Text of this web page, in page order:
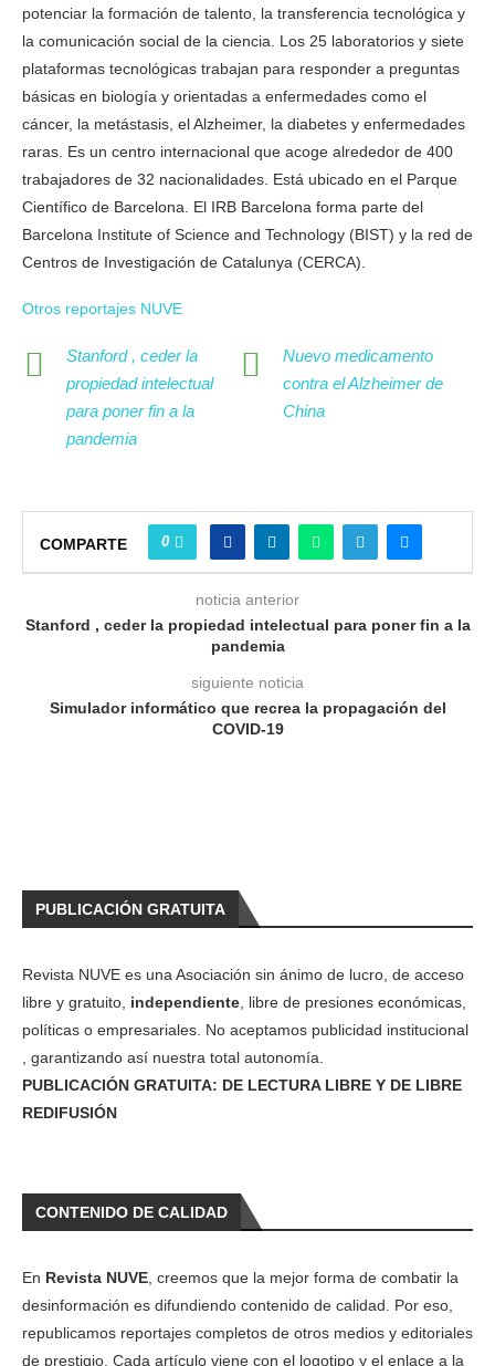
potenciar la formación de talento, la transferencia tecnológica y
la comunicación social de la ciencia. Los 25 laboratorios y siete
plataformas tecnológicas trabajan para responder a preguntas
básicas en biología y orientadas a enfermedades como el
cáncer, la metástasis, el Alzheimer, la diabetes y enfermedades
raras. Es un centro internacional que acoge alrededor de 400
trabajadores de 32 nacionalidades. Está ubicado en el Parque
Científico de Barcelona. El IRB Barcelona forma parte del
Barcelona Institute of Science and Technology (BIST) y la red de
Centros de Investigación de Catalunya (CERCA).
Otros reportajes NUVE
Stanford , ceder la
propiedad intelectual
para poner fin a la
pandemia
Nuevo medicamento
contra el Alzheimer de
China
COMPARTE 0
noticia anterior
Stanford , ceder la propiedad intelectual para poner fin a la
pandemia
siguiente noticia
Simulador informático que recrea la propagación del
COVID-19
PUBLICACIÓN GRATUITA
Revista NUVE es una Asociación sin ánimo de lucro, de acceso
libre y gratuito, independiente, libre de presiones económicas,
políticas o empresariales. No aceptamos publicidad institucional
, garantizando así nuestra total autonomía.
PUBLICACIÓN GRATUITA: DE LECTURA LIBRE Y DE LIBRE
REDIFUSIÓN
CONTENIDO DE CALIDAD
En Revista NUVE, creemos que la mejor forma de combatir la
desinformación es difundiendo contenido de calidad. Por eso,
republicamos reportajes completos de otros medios y editoriales
de prestigio. Cada artículo viene con el logotipo y el enlace a la